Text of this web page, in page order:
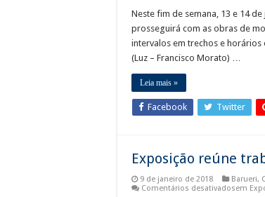
Neste fim de semana, 13 e 14
prosseguirá com as obras de
intervalos em trechos e horários
(Luz – Francisco Morato) …
Leia mais »
Facebook Twitter
Exposição reúne
9 de janeiro de 2018 Barueri,
Comentários desativadosem